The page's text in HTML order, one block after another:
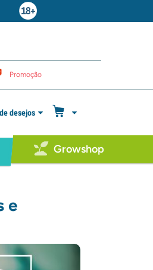
Promoção
desejos
Growshop
e